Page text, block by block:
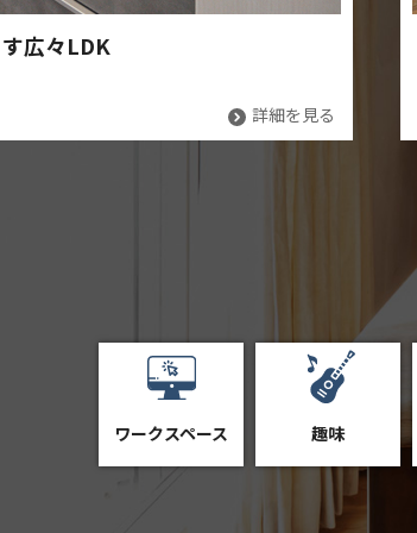
広々LDK
詳細を見る
ワークスペース 趣味